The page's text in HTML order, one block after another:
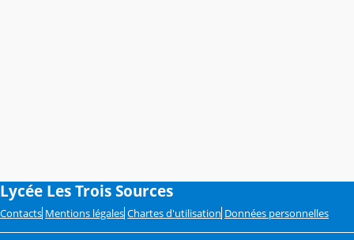
Lycée Les Trois Sources
Contacts Mentions légales Chartes d'utilisation Données personnelles